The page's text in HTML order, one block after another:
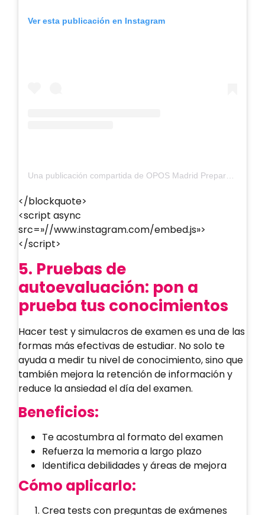
Ver esta publicación en Instagram
Una publicación compartida de OPOS Madrid Preparadores (@oposmadridpreparadores)
</blockquote>
<script async
src=»//www.instagram.com/embed.js»>
</script>
5. Pruebas de
autoevaluación: pon a
prueba tus conocimientos
Hacer test y simulacros de examen es una de las
formas más efectivas de estudiar. No solo te
ayuda a medir tu nivel de conocimiento, sino que
también mejora la retención de información y
reduce la ansiedad el día del examen.
Beneficios:
Te acostumbra al formato del examen
Refuerza la memoria a largo plazo
Identifica debilidades y áreas de mejora
Cómo aplicarlo:
Crea tests con preguntas de exámenes